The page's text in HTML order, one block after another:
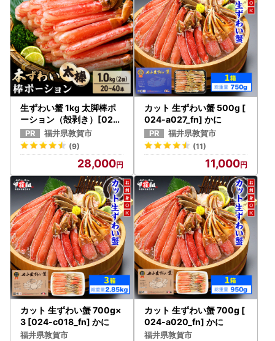
令和7年分の寄附金受領証明書及びワンストップ申請書の書
類発送につきましては、
2月中旬より順次発送の予定としております。あらかじめご
了承ください。
==========================================
==================
配送に関するお知らせ
日頃より敦賀市へご支援を賜り誠にありがとうございます。
返礼品のお届けに関しまして、時期によっては大雪などの天
候の影響で配送遅延が発生する恐れがあり、
ご指定のお届け日にお荷物が到着しない場合がございます。
誠に申し訳ございませんが、予めご理解ならびにご了承のほ
ど賜りますようお願い申し上げます。
生ずわい蟹 1kg 太脚棒ポ
ーション（殻剥き）[024-
c023_fn] かに
福井県敦賀市
(9)
28,000
カット 生ずわい蟹 500g [
024-a027_fn] かに
福井県敦賀市
(11)
11,000
カット 生ずわい蟹 700g×
3 [024-c018_fn] かに
福井県敦賀市
カット 生ずわい蟹 700g [
024-a020_fn] かに
福井県敦賀市